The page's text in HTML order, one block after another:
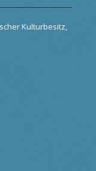
Kulturbesitz,